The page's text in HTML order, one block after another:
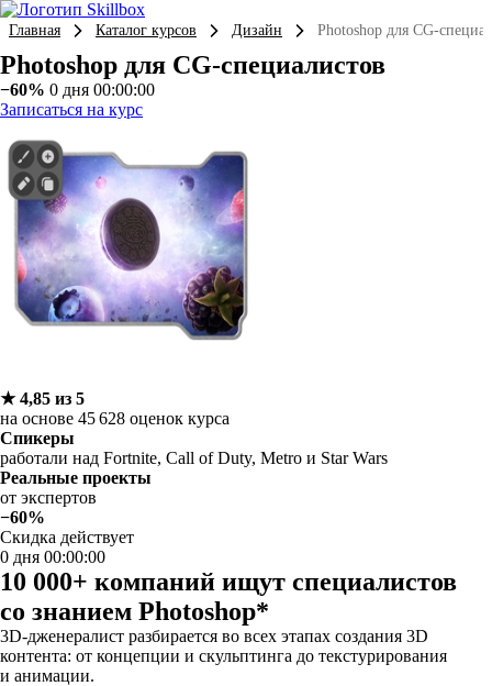
Главная Каталог курсов Дизайн Photoshop для CG-
Photoshop для CG-специалистов
−60% 0 дня 00:00:00
Записаться на курс
★ 4,85 из 5
на основе 45 628 оценок курса
Спикеры
работали над Fortnite, Call of Duty, Metro и Star Wars
Реальные проекты
от экспертов
−60%
Скидка действует
0 дня 00:00:00
10 000+ компаний ищут специалистов
со знанием Photoshop*
3D-дженералист разбирается во всех этапах создания 3D
контента: от концепции и скульптинга до текстурирования
и анимации.